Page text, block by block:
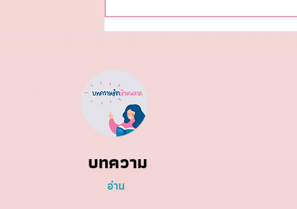
แซลมอน: แหล่งโปรตีนและไข
มันดีที่ควรรู้
บทความ
อ่าน